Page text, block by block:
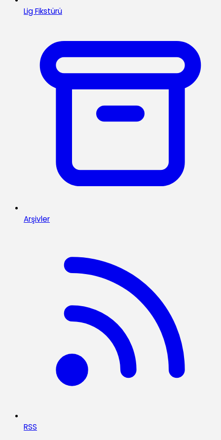
Lig Fikstürü
Arşivler
RSS